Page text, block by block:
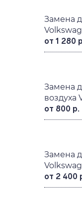
Замена
от 1 280
Замена
воздуха
от 800 р.
Замена
от 2 400